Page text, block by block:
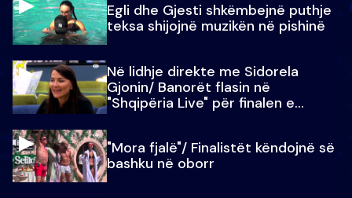
Egli dhe Gjesti shkëmbejnë puthje
teksa shijojnë muzikën në pishinë
Në lidhje direkte me Sidorela
Gjonin/ Banorët flasin në
"Shqipëria Live" për finalen e
"Mora fjalë"/ Finalistët këndojnë së
bashku në oborr